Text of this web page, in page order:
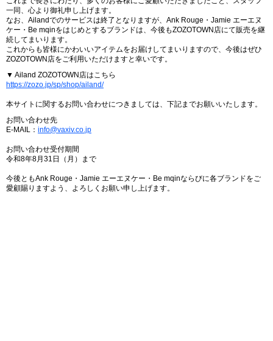
一同、心より御礼申し上げます。
なお、Ailandでのサービスは終了となりますが、Ank Rouge・Jamie エーエヌ
ケー・Be mqinをはじめとするブランドは、今後もZOZOTOWN店にて販売を継
続してまいります。
これからも皆様にかわいいアイテムをお届けしてまいりますので、今後はぜひ
ZOZOTOWN店をご利用いただけますと幸いです。
▼ Ailand ZOZOTOWN店はこちら
https://zozo.jp/sp/shop/ailand/
本サイトに関するお問い合わせにつきましては、下記までお願いいたします。
お問い合わせ先
E-MAIL： info@vaxiv.co.jp
お問い合わせ受付期間
令和8年8月31日（月）まで
今後ともAnk Rouge・Jamie エーエヌケー・Be mqinならびに各ブランドをご
愛顧賜りますよう、よろしくお願い申し上げます。